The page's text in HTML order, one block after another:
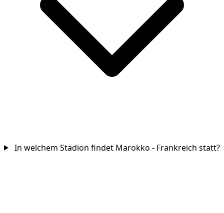
In welchem Stadion findet Marokko - Frankreich statt?